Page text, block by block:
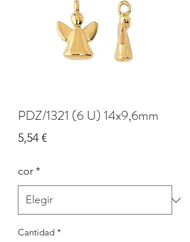
PDZ/1321 (6 U) 14x9,6mm
5,54 €Precio
cor*
Cantidad *